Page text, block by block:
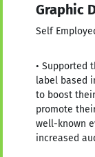
Graphic
Self
• Supported
label based
to boost
promote
well-known
increased